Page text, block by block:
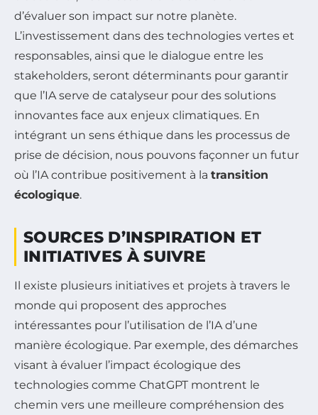
d’évaluer son impact sur notre planète.
L’investissement dans des technologies vertes et
responsables, ainsi que le dialogue entre les
stakeholders, seront déterminants pour garantir
que l’IA serve de catalyseur pour des solutions
innovantes face aux enjeux climatiques. En
intégrant un sens éthique dans les processus de
prise de décision, nous pouvons façonner un futur
où l’IA contribue positivement à la transition
écologique.
SOURCES D’INSPIRATION ET
INITIATIVES À SUIVRE
Il existe plusieurs initiatives et projets à travers le
monde qui proposent des approches
intéressantes pour l’utilisation de l’IA d’une
manière écologique. Par exemple, des démarches
visant à évaluer l’impact écologique des
technologies comme ChatGPT montrent le
chemin vers une meilleure compréhension des